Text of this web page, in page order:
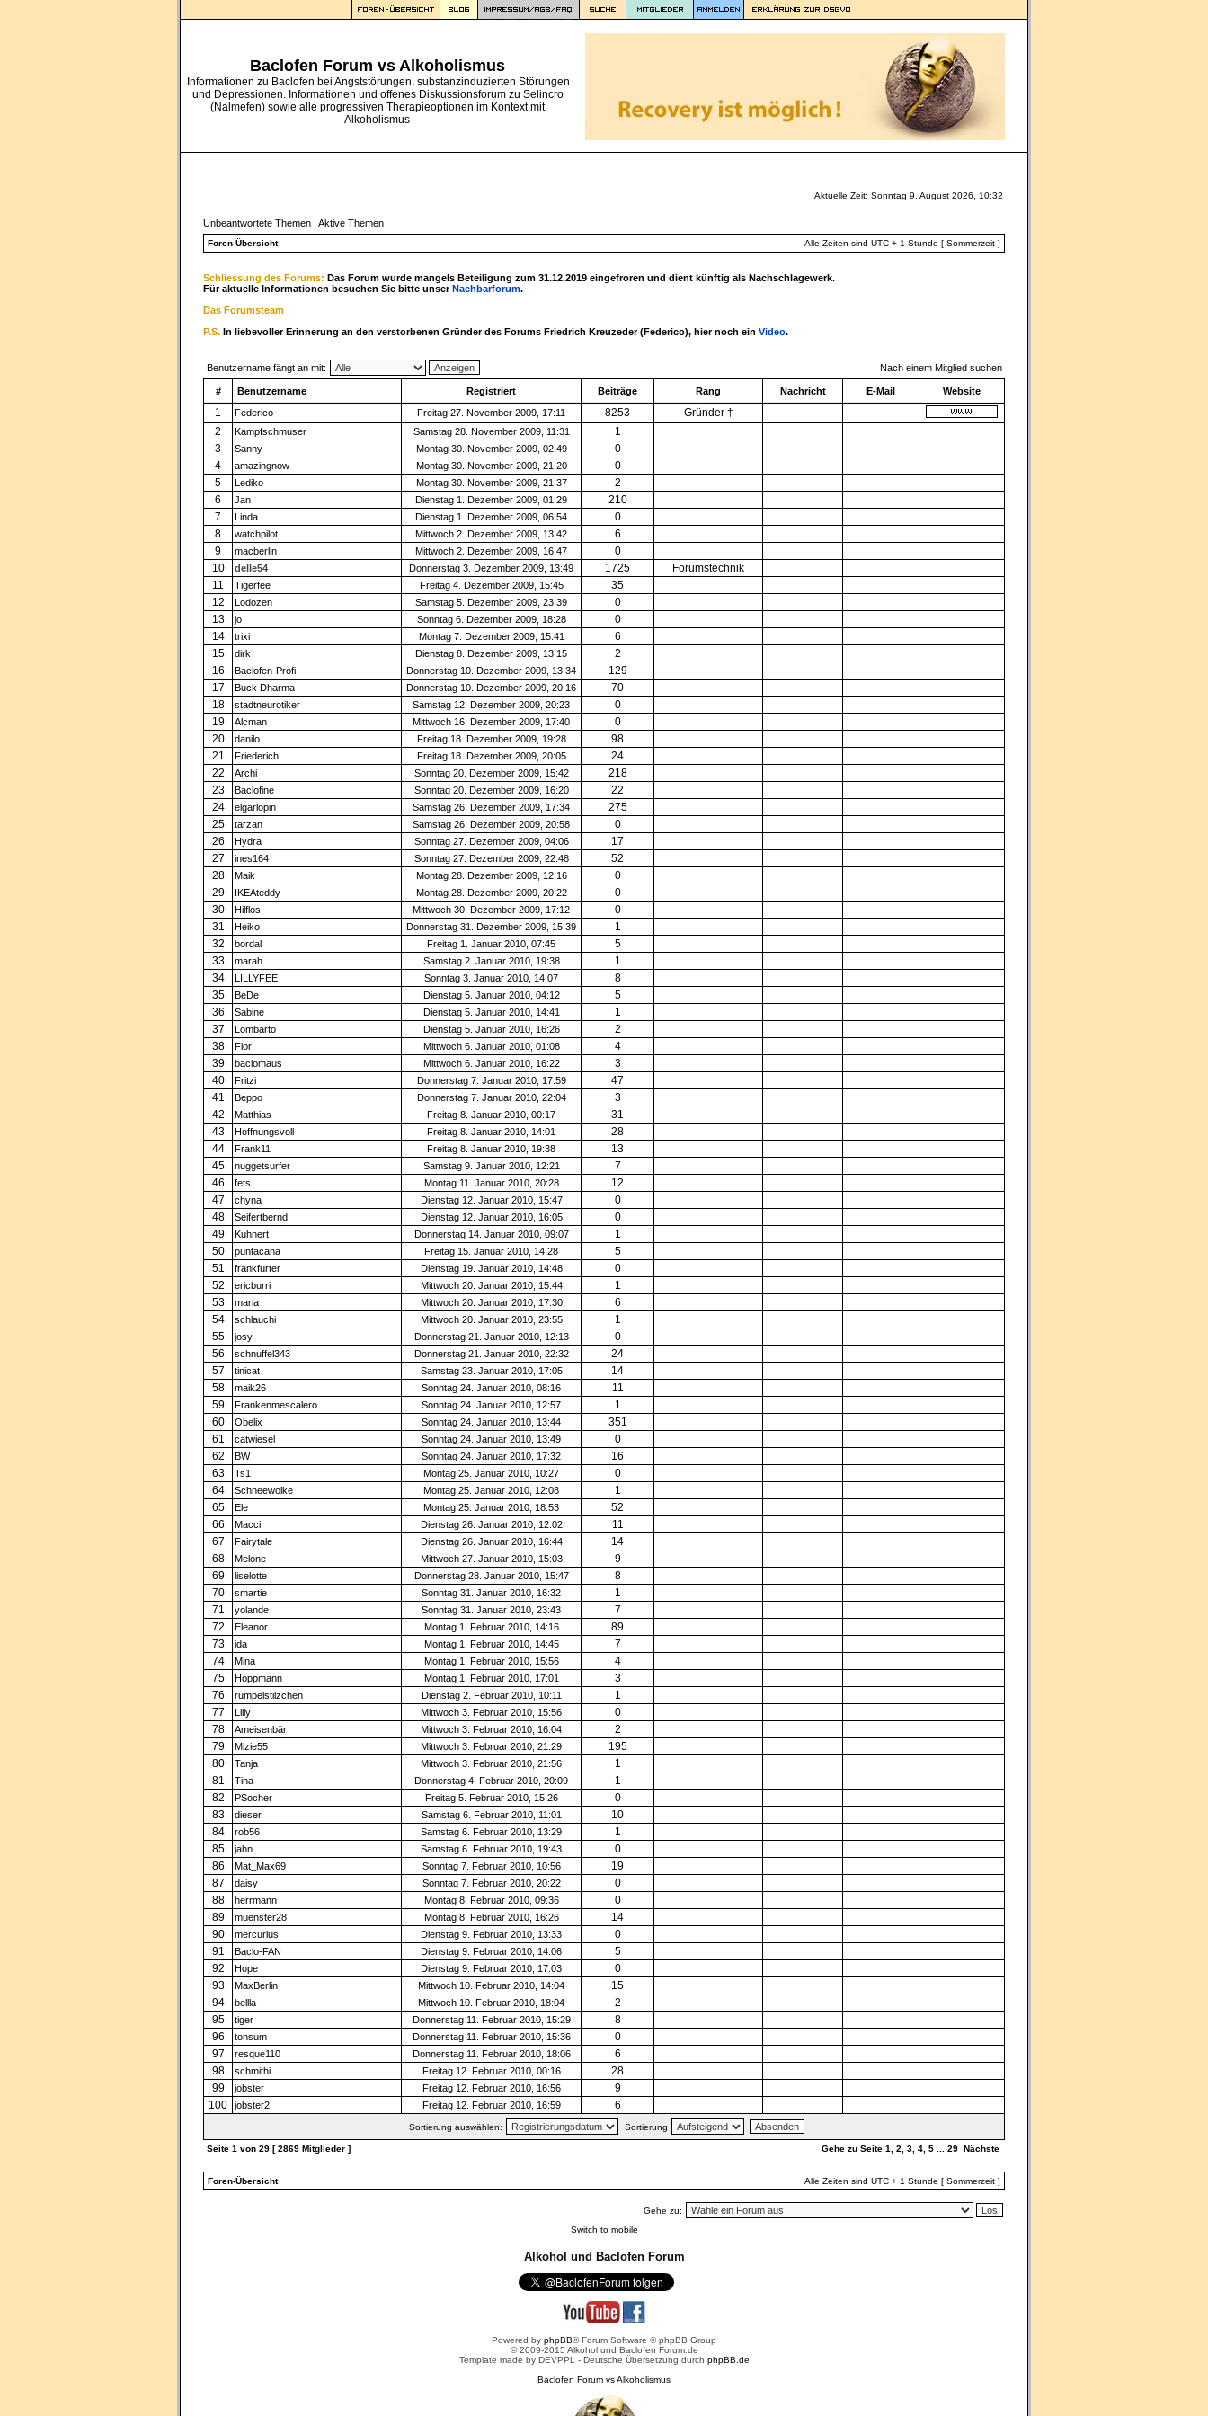
Baclofen Forum vs Alkoholismus
Informationen zu Baclofen bei Angststörungen, substanzinduzierten Störungen
und Depressionen. Informationen und offenes Diskussionsforum zu Selincro
(Nalmefen) sowie alle progressiven Therapieoptionen im Kontext mit
Alkoholismus
Aktuelle Zeit: Sonntag 9. August 2026, 10:32
Unbeantwortete Themen | Aktive Themen
Foren-Übersicht Alle Zeiten sind UTC + 1 Stunde [ Sommerzeit ]
Schliessung des Forums: Das Forum wurde mangels Beteiligung zum 31.12.2019 eingefroren und dient künftig als Nachschlagewerk.
Für aktuelle Informationen besuchen Sie bitte unserNachbarforum.
Das Forumsteam
P.S. In liebevoller Erinnerung an den verstorbenen Gründer des Forums Friedrich Kreuzeder (Federico), hier noch ein Video.
Benutzername fängt an mit: Nach einem Mitglied suchen
# Benutzername Registriert Beiträge Rang Nachricht E-Mail Website
1 Federico Freitag 27. November 2009, 17:11 8253
Gründer †
2
Kampfschmuser Samstag 28. November 2009, 11:31
1
3
Sanny Montag 30. November 2009, 02:49
0
4
amazingnow Montag 30. November 2009, 21:20
0
5
Lediko Montag 30. November 2009, 21:37
2
6
Jan Dienstag 1. Dezember 2009, 01:29
210
7
Linda Dienstag 1. Dezember 2009, 06:54
0
8
watchpilot Mittwoch 2. Dezember 2009, 13:42
6
9
macberlin Mittwoch 2. Dezember 2009, 16:47
0
10
delle54 Donnerstag 3. Dezember 2009, 13:49 1725
Forumstechnik
11
Tigerfee Freitag 4. Dezember 2009, 15:45
35
12
Lodozen Samstag 5. Dezember 2009, 23:39
0
13
jo Sonntag 6. Dezember 2009, 18:28
0
14
trixi Montag 7. Dezember 2009, 15:41
6
15
dirk Dienstag 8. Dezember 2009, 13:15
2
16
Baclofen-Profi Donnerstag 10. Dezember 2009, 13:34
129
17
Buck Dharma Donnerstag 10. Dezember 2009, 20:16
70
18
stadtneurotiker Samstag 12. Dezember 2009, 20:23
0
19
Alcman Mittwoch 16. Dezember 2009, 17:40
0
20
danilo Freitag 18. Dezember 2009, 19:28
98
21
Friederich Freitag 18. Dezember 2009, 20:05
24
22
Archi Sonntag 20. Dezember 2009, 15:42
218
23
Baclofine Sonntag 20. Dezember 2009, 16:20
22
24
elgarlopin Samstag 26. Dezember 2009, 17:34
275
25
tarzan Samstag 26. Dezember 2009, 20:58
0
26
Hydra Sonntag 27. Dezember 2009, 04:06
17
27
ines164 Sonntag 27. Dezember 2009, 22:48
52
28
Maik Montag 28. Dezember 2009, 12:16
0
29
IKEAteddy Montag 28. Dezember 2009, 20:22
0
30
Hilflos Mittwoch 30. Dezember 2009, 17:12
0
31
Heiko Donnerstag 31. Dezember 2009, 15:39
1
32
bordal Freitag 1. Januar 2010, 07:45
5
33
marah Samstag 2. Januar 2010, 19:38
1
34
LILLYFEE Sonntag 3. Januar 2010, 14:07
8
35
BeDe Dienstag 5. Januar 2010, 04:12
5
36
Sabine Dienstag 5. Januar 2010, 14:41
1
37
Lombarto Dienstag 5. Januar 2010, 16:26
2
38
Flor Mittwoch 6. Januar 2010, 01:08
4
39
baclomaus Mittwoch 6. Januar 2010, 16:22
3
40
Fritzi Donnerstag 7. Januar 2010, 17:59
47
41
Beppo Donnerstag 7. Januar 2010, 22:04
3
42
Matthias Freitag 8. Januar 2010, 00:17
31
43
Hoffnungsvoll Freitag 8. Januar 2010, 14:01
28
44
Frank11 Freitag 8. Januar 2010, 19:38
13
45
nuggetsurfer Samstag 9. Januar 2010, 12:21
7
46
fets Montag 11. Januar 2010, 20:28
12
47
chyna Dienstag 12. Januar 2010, 15:47
0
48
Seifertbernd Dienstag 12. Januar 2010, 16:05
0
49
Kuhnert Donnerstag 14. Januar 2010, 09:07
1
50
puntacana Freitag 15. Januar 2010, 14:28
5
51
frankfurter Dienstag 19. Januar 2010, 14:48
0
52
ericburri Mittwoch 20. Januar 2010, 15:44
1
53
maria Mittwoch 20. Januar 2010, 17:30
6
54
schlauchi Mittwoch 20. Januar 2010, 23:55
1
55
josy Donnerstag 21. Januar 2010, 12:13
0
56
schnuffel343 Donnerstag 21. Januar 2010, 22:32
24
57
tinicat Samstag 23. Januar 2010, 17:05
14
58
maik26 Sonntag 24. Januar 2010, 08:16
11
59
Frankenmescalero Sonntag 24. Januar 2010, 12:57
1
60
Obelix Sonntag 24. Januar 2010, 13:44
351
61
catwiesel Sonntag 24. Januar 2010, 13:49
0
62
BW Sonntag 24. Januar 2010, 17:32
16
63
Ts1 Montag 25. Januar 2010, 10:27
0
64
Schneewolke Montag 25. Januar 2010, 12:08
1
65
Ele Montag 25. Januar 2010, 18:53
52
66
Macci Dienstag 26. Januar 2010, 12:02
11
67
Fairytale Dienstag 26. Januar 2010, 16:44
14
68
Melone Mittwoch 27. Januar 2010, 15:03
9
69
liselotte Donnerstag 28. Januar 2010, 15:47
8
70
smartie Sonntag 31. Januar 2010, 16:32
1
71
yolande Sonntag 31. Januar 2010, 23:43
7
72
Eleanor Montag 1. Februar 2010, 14:16
89
73
ida Montag 1. Februar 2010, 14:45
7
74
Mina Montag 1. Februar 2010, 15:56
4
75
Hoppmann Montag 1. Februar 2010, 17:01
3
76
rumpelstilzchen Dienstag 2. Februar 2010, 10:11
1
77
Lilly Mittwoch 3. Februar 2010, 15:56
0
78
Ameisenbär Mittwoch 3. Februar 2010, 16:04
2
79
Mizie55 Mittwoch 3. Februar 2010, 21:29
195
80
Tanja Mittwoch 3. Februar 2010, 21:56
1
81
Tina Donnerstag 4. Februar 2010, 20:09
1
82
PSocher Freitag 5. Februar 2010, 15:26
0
83
dieser Samstag 6. Februar 2010, 11:01
10
84
rob56 Samstag 6. Februar 2010, 13:29
1
85
jahn Samstag 6. Februar 2010, 19:43
0
86
Mat_Max69 Sonntag 7. Februar 2010, 10:56
19
87
daisy Sonntag 7. Februar 2010, 20:22
0
88
herrmann Montag 8. Februar 2010, 09:36
0
89
muenster28 Montag 8. Februar 2010, 16:26
14
90
mercurius Dienstag 9. Februar 2010, 13:33
0
91
Baclo-FAN Dienstag 9. Februar 2010, 14:06
5
92
Hope Dienstag 9. Februar 2010, 17:03
0
93
MaxBerlin Mittwoch 10. Februar 2010, 14:04
15
94
bellla Mittwoch 10. Februar 2010, 18:04
2
95
tiger Donnerstag 11. Februar 2010, 15:29
8
96
tonsum Donnerstag 11. Februar 2010, 15:36
0
97
resque110 Donnerstag 11. Februar 2010, 18:06
6
98
schmithi Freitag 12. Februar 2010, 00:16
28
99
jobster Freitag 12. Februar 2010, 16:56
9
100
jobster2 Freitag 12. Februar 2010, 16:59 6
Sortierung auswählen: Sortierung
Seite 1 von 29 [ 2869 Mitglieder ] Gehe zu Seite 1 2 3 4 5 29 Nächste
Foren-Übersicht Alle Zeiten sind UTC + 1 Stunde [ Sommerzeit ]
Gehe zu:
Switch to mobile
Alkohol und Baclofen Forum
Powered by phpBB® Forum Software © phpBB Group
© 2009-2015 Alkohol und Baclofen Forum.de
Template made by DEVPPL - Deutsche Übersetzung durch phpBB.de
Baclofen Forum vs Alkoholismus